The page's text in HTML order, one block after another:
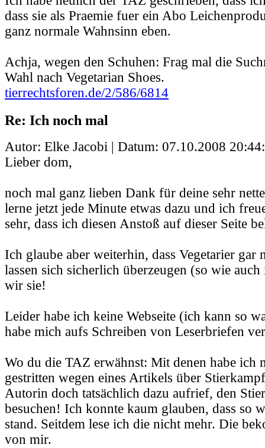
dass sie als Praemie fuer ein Abo
ganz normale Wahnsinn eben.
Achja, wegen den Schuhen: Frag mal die
Wahl nach Vegetarian Shoes.
tierrechtsforen.de/2/586/6814
Re: Ich noch mal
Autor: Elke Jacobi | Datum: 07.10.2008
Lieber dom,
noch mal ganz lieben Dank für deine sehr
lerne jetzt jede Minute etwas dazu und ich
sehr, dass ich diesen Anstoß auf dieser Seite
Ich glaube aber weiterhin, dass Vegetarier gar
lassen sich sicherlich überzeugen (so wie
wir sie!
Leider habe ich keine Webseite (ich kann so
habe mich aufs Schreiben von Leserbriefen
Wo du die TAZ erwähnst: Mit denen habe ich
gestritten wegen eines Artikels über
Autorin doch tatsächlich dazu aufrief, den
besuchen! Ich konnte kaum glauben, dass so
stand. Seitdem lese ich die nicht mehr. Die
von mir.